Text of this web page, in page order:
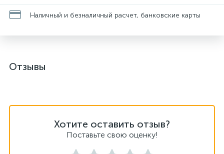
Наличный и безналичный расчет, банковские карты
Отзывы
Хотите оставить отзыв?
Поставьте свою оценку!